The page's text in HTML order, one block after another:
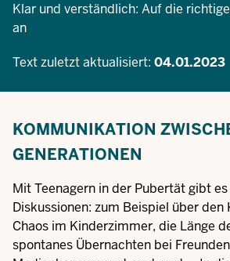
Klar und verständlich: Auf die
an
Text zuletzt aktualisiert: 04.01.2023
KOMMUNIKATION
GENERATIONEN
Mit Teenagern in der Pubertät gibt
Diskussionen: zum Beispiel über den
Chaos im Kinderzimmer, die Länge
spontanes Übernachten bei